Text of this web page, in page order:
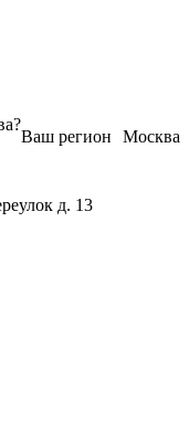
Москва
Ваш регион
?
д. 13